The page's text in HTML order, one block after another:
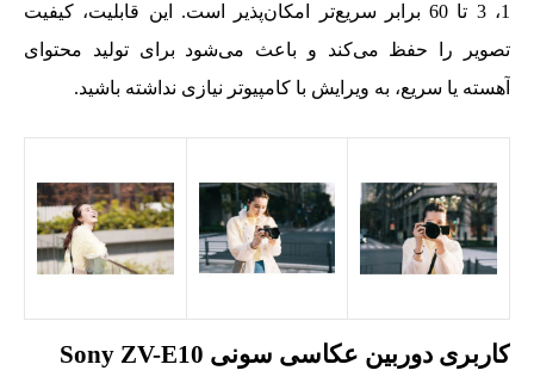
1، 3 تا 60 برابر سریع‌تر امکان‌پذیر است. این قابلیت، کیفیت
تصویر را حفظ می‌کند و باعث می‌شود برای تولید محتوای
آهسته یا سریع، به ویرایش با کامپیوتر نیازی نداشته باشید.
کاربری دوربین عکاسی سونی Sony ZV-E10